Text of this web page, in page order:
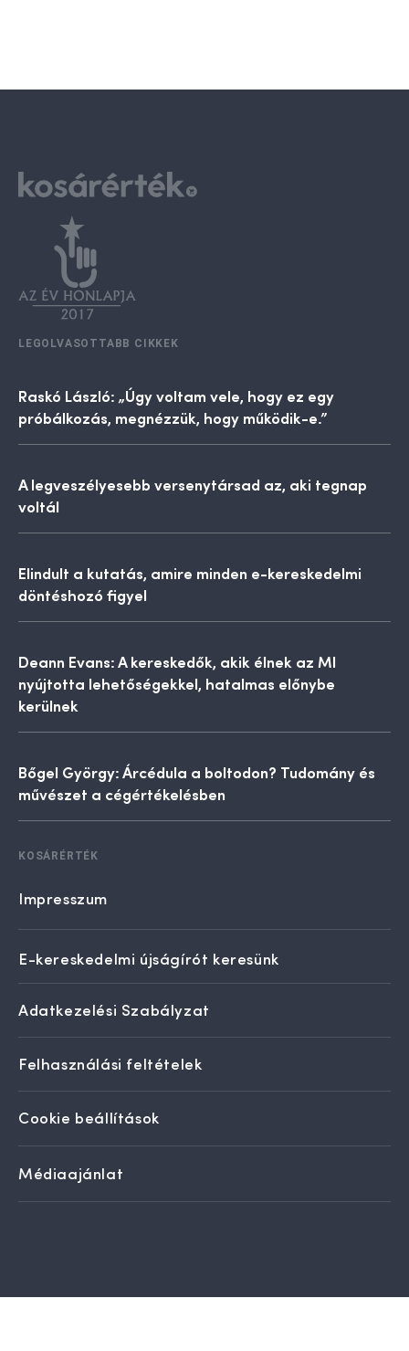
LEGOLVASOTTABB CIKKEK
Raskó László: „Úgy voltam vele, hogy ez egy
próbálkozás, megnézzük, hogy működik-e.”
A legveszélyesebb versenytársad az, aki tegnap
voltál
Elindult a kutatás, amire minden e-kereskedelmi
döntéshozó figyel
Deann Evans: A kereskedők, akik élnek az MI
nyújtotta lehetőségekkel, hatalmas előnybe
kerülnek
Bőgel György: Árcédula a boltodon? Tudomány és
művészet a cégértékelésben
KOSÁRÉRTÉK
Impresszum
E-kereskedelmi újságírót keresünk
Adatkezelési Szabályzat
Felhasználási feltételek
Cookie beállítások
Médiaajánlat